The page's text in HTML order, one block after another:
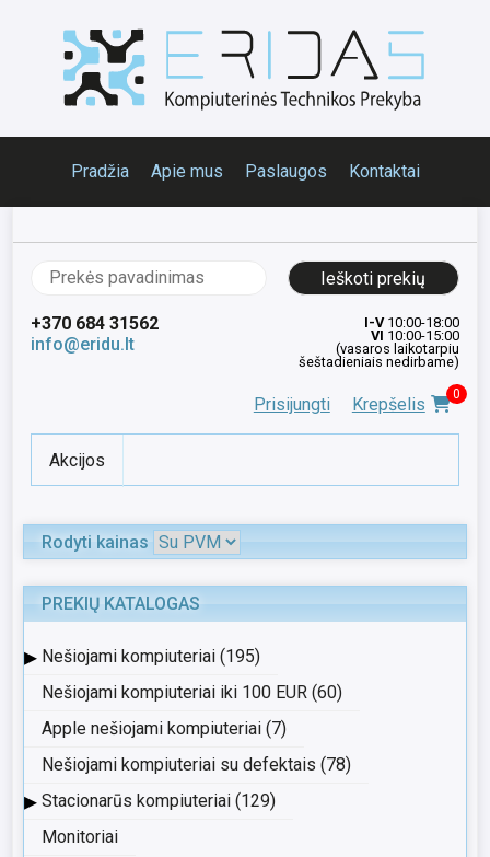
Pradžia Apie mus Paslaugos Kontaktai
Ieškoti:
+370 684 31562
info@eridu.lt
I-V10:00-18:00
VI 10:00-15:00
(vasaros laikotarpiu
šeštadieniais nedirbame)
Prisijungti Krepšelis 0
Akcijos
Rodyti kainas
PREKIŲ KATALOGAS
▸ Nešiojami kompiuteriai (195)
Nešiojami kompiuteriai iki 100 EUR (60)
Apple nešiojami kompiuteriai (7)
Nešiojami kompiuteriai su defektais (78)
▸ Stacionarūs kompiuteriai (129)
Monitoriai